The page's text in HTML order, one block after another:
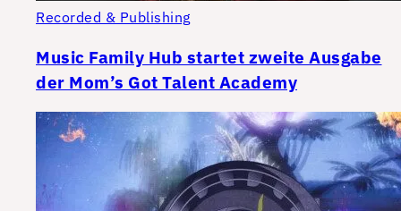
Recorded & Publishing
Music Family Hub startet zweite Ausgabe
der Mom’s Got Talent Academy